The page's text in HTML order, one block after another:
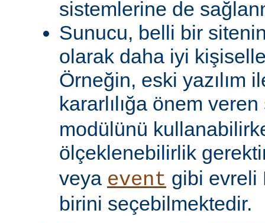
sistemlerine de
Sunucu, belli bir
olarak daha iyi
Örneğin, eski yazılım
kararlılığa önem
modülünü
ölçeklenebilirlik
veya event gibi evreli
birini seçebilmektedir.